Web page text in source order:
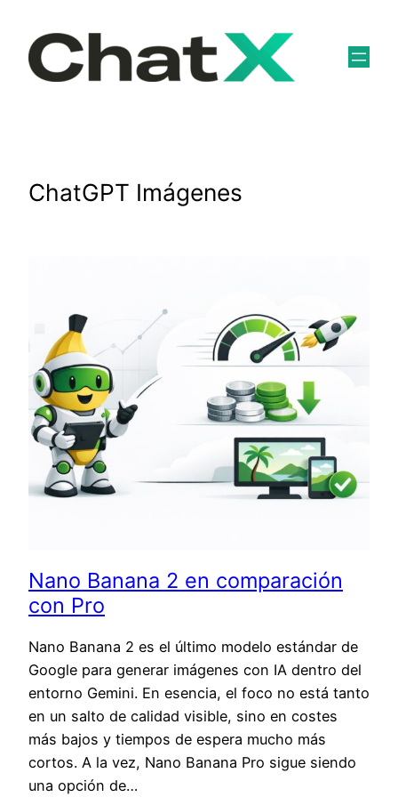
content
ChatGPT Imágenes
Nano Banana 2 en comparación
con Pro
Nano Banana 2 es el último modelo estándar de
Google para generar imágenes con IA dentro del
entorno Gemini. En esencia, el foco no está tanto
en un salto de calidad visible, sino en costes
más bajos y tiempos de espera mucho más
cortos. A la vez, Nano Banana Pro sigue siendo
una opción de…